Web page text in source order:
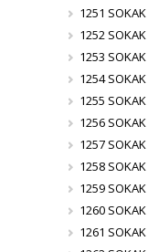
1251 SOKAK
1252 SOKAK
1253 SOKAK
1254 SOKAK
1255 SOKAK
1256 SOKAK
1257 SOKAK
1258 SOKAK
1259 SOKAK
1260 SOKAK
1261 SOKAK